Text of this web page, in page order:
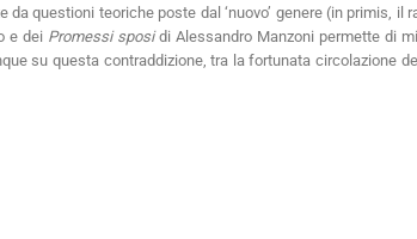
questioni teoriche poste dal ‘nuovo’ genere (in primis,
e dei Promessi sposidi Alessandro Manzoni permette di
su questa contraddizione, tra la fortunata circolazione